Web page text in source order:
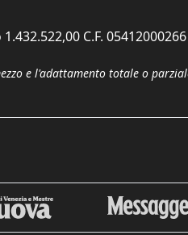
C.F. 05412000266
e l'adattamento totale o